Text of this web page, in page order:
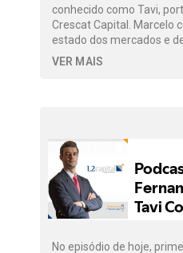
conhecido como Tavi,
Crescat Capital. Marcelo
estado dos mercados e
VER MAIS
No episódio de hoje,